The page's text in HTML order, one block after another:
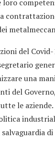
del
una
del
le